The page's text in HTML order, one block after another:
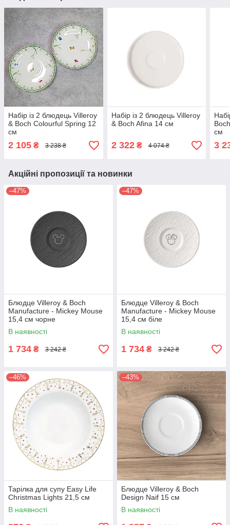
Набір із 2 блюдець Villeroy
& Boch Colourful Spring 12
см
2 105 ₴ 3 238 ₴
Набір із 2 блюдець Villeroy
& Boch Afina 14 см
2 322₴ 4 074 ₴
см
3
Акційні пропозиції та новинки
–47%
Блюдце Villeroy & Boch
Manufacture - Mickey Mouse
15,4 см чорне
В наявності
1 734 ₴ 3 242 ₴
–47%
Блюдце Villeroy & Boch
Manufacture - Mickey Mouse
15,4 см біле
В наявності
1 734 ₴ 3 242 ₴
–46%
Тарілка для супу Easy Life
Christmas Lights 21,5 см
В наявності
–43%
Блюдце Villeroy & Boch
Design Naif 15 см
В наявності